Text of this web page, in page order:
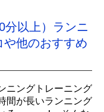
分以上）ランニ
や他のおすすめ
ニングトレーニング
間が長いランニング